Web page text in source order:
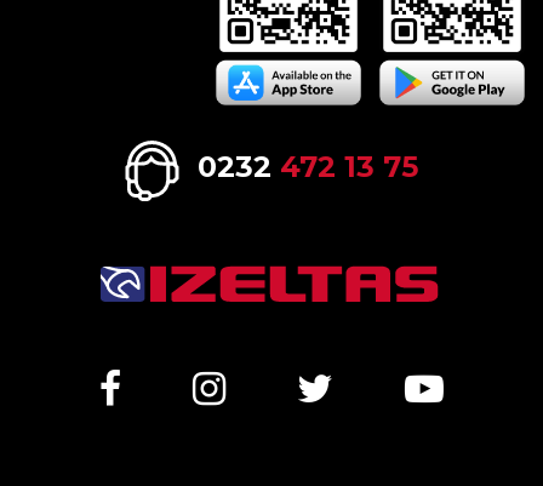
0232 472 13 75